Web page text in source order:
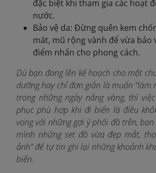
đặc biệt khi tham gia các hoạt
nước.
Bảo vệ da: Đừng quên kem
mát, mũ rộng vành để vừa bảo
điểm nhấn cho phong cách.
Dù bạn đang lên kế hoạch cho một
dưỡng hay chỉ đơn giản là muốn “làm
trong những ngày nắng vàng, thì
phục phù hợp khi đi biển là điều
vọng với những gợi ý phối đồ trên,
mình những set đồ vừa đẹp mắt,
ảnh” để tự tin ghi lại những khoảnh
biển.